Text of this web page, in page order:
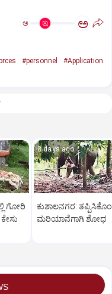
ಅ ಅ
#personnel
#Application
ಗೋರಿ
8 days ago
ಕುಶಾಲನಗರ:
ಮರಿಯಾನೆಗಾಗಿ ಶೋಧ